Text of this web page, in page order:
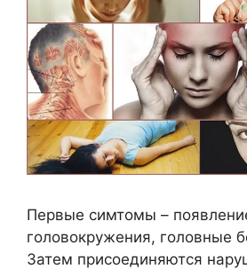
Первые симтомы –
головокружения, головные
Затем присоединяются